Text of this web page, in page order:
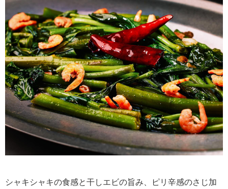
シャキシャキの食感と干しエビの旨み、ピリ辛感のさじ加